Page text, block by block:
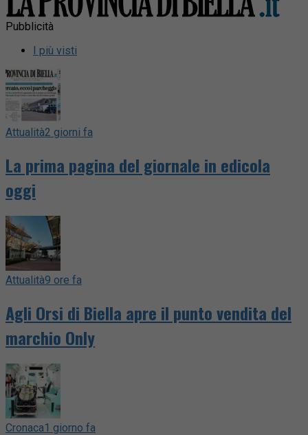
Pubblicità
I più visti
Attualità2 giorni fa
La prima pagina del giornale in edicola
oggi
Attualità9 ore fa
Agli Orsi di Biella apre il punto vendita del
marchio Only
Cronaca1 giorno fa